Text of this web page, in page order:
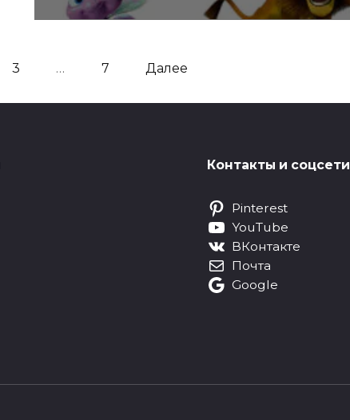
3 … 7 Далее
Контакты и соцсети
Pinterest
YouTube
ВКонтакте
Почта
Google